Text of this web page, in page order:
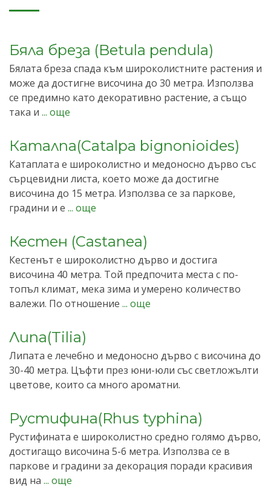
Бяла бреза (Betula pendula)
Бялата бреза спада към широколистните растения и
може да достигне височина до 30 метра. Използва
се предимно като декоративно растение, а също
така и ... още
Каталпа(Catalpa bignonioides)
Катаплата е широколистно и медоносно дърво със
сърцевидни листа, което може да достигне
височина до 15 метра. Използва се за паркове,
градини и е ... още
Кестен (Castanea)
Кестенът е широколистно дърво и достига
височина 40 метра. Той предпочита места с по-
топъл климат, мека зима и умерено количество
валежи. По отношение ... още
Липа(Tilia)
Липата е лечебно и медоносно дърво с височина до
30-40 метра. Цъфти през юни-юли със светложълти
цветове, които са много ароматни.
Рустифина(Rhus typhina)
Рустифината е широколистно средно голямо дърво,
достигащо височина 5-6 метра. Използва се в
паркове и градини за декорация поради красивия
вид на ... още